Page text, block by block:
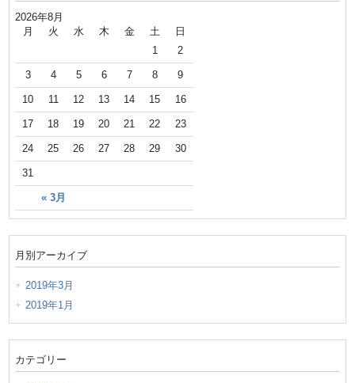
2026年8月
月 火 水 木 金 土 日
« 3月
1 2
3 4 5 6 7 8 9
10 11 12 13 14 15 16
17 18 19 20 21 22 23
24 25 26 27 28 29 30
31
月別アーカイブ
2019年3月
2019年1月
カテゴリー